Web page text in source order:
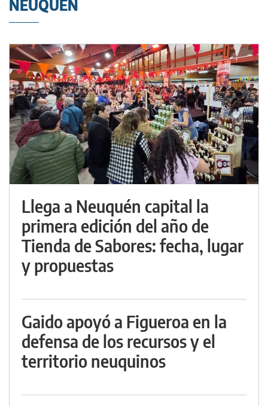
NEUQUÉN
Llega a Neuquén capital la
primera edición del año de
Tienda de Sabores: fecha, lugar
y propuestas
Gaido apoyó a Figueroa en la
defensa de los recursos y el
territorio neuquinos